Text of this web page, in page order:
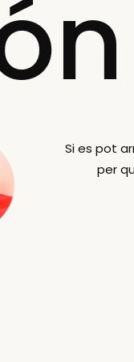
Si es pot
per